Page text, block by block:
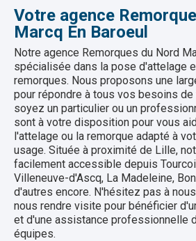
Votre agence
Marcq En Baroeul
Notre agence Remorques du Nord
spécialisée dans la pose d'attelage
remorques. Nous proposons une
pour répondre à tous vos besoins
soyez un particulier ou un
sont à votre disposition pour vous
l'attelage ou la remorque adapté à
usage. Située à proximité de Lille,
facilement accessible depuis
Villeneuve-d'Ascq, La Madeleine,
d'autres encore. N'hésitez pas à
nous rendre visite pour bénéficier
et d'une assistance professionnelle
équipes.